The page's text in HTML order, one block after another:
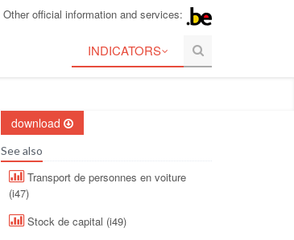
Other official information and services:
INDICATORS
download
See also
Transport de personnes en voiture
(i47)
Stock de capital (i49)